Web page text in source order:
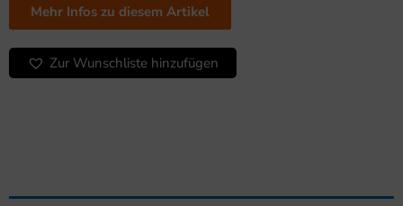
Batterie
Mehr Infos zu diesem Artikel
Zur Wunschliste hinzufügen